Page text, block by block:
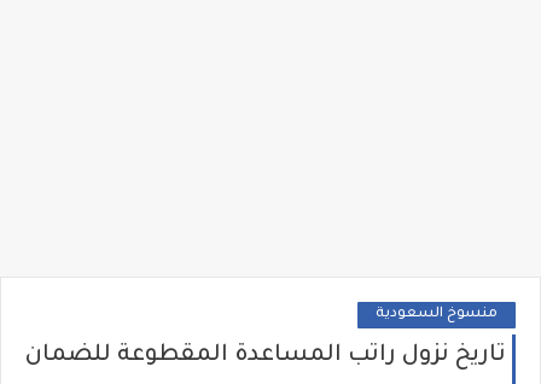
منسوخ السعودية
تاريخ نزول راتب المساعدة المقطوعة للضمان